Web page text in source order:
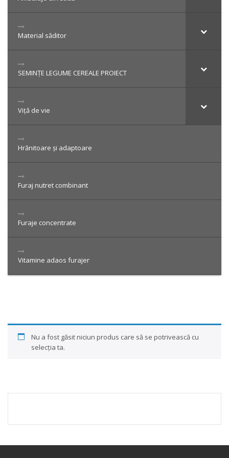
Material săditor
SEMINȚE LEGUME CEREALE PROIECT
Viță de vie
Hrănitoare și adaptoare
Furaj nutret combinant
Furaje concentrate
Vitamine adaos furajer
Nu a fost găsit niciun produs care să se potrivească cu
selecția ta.